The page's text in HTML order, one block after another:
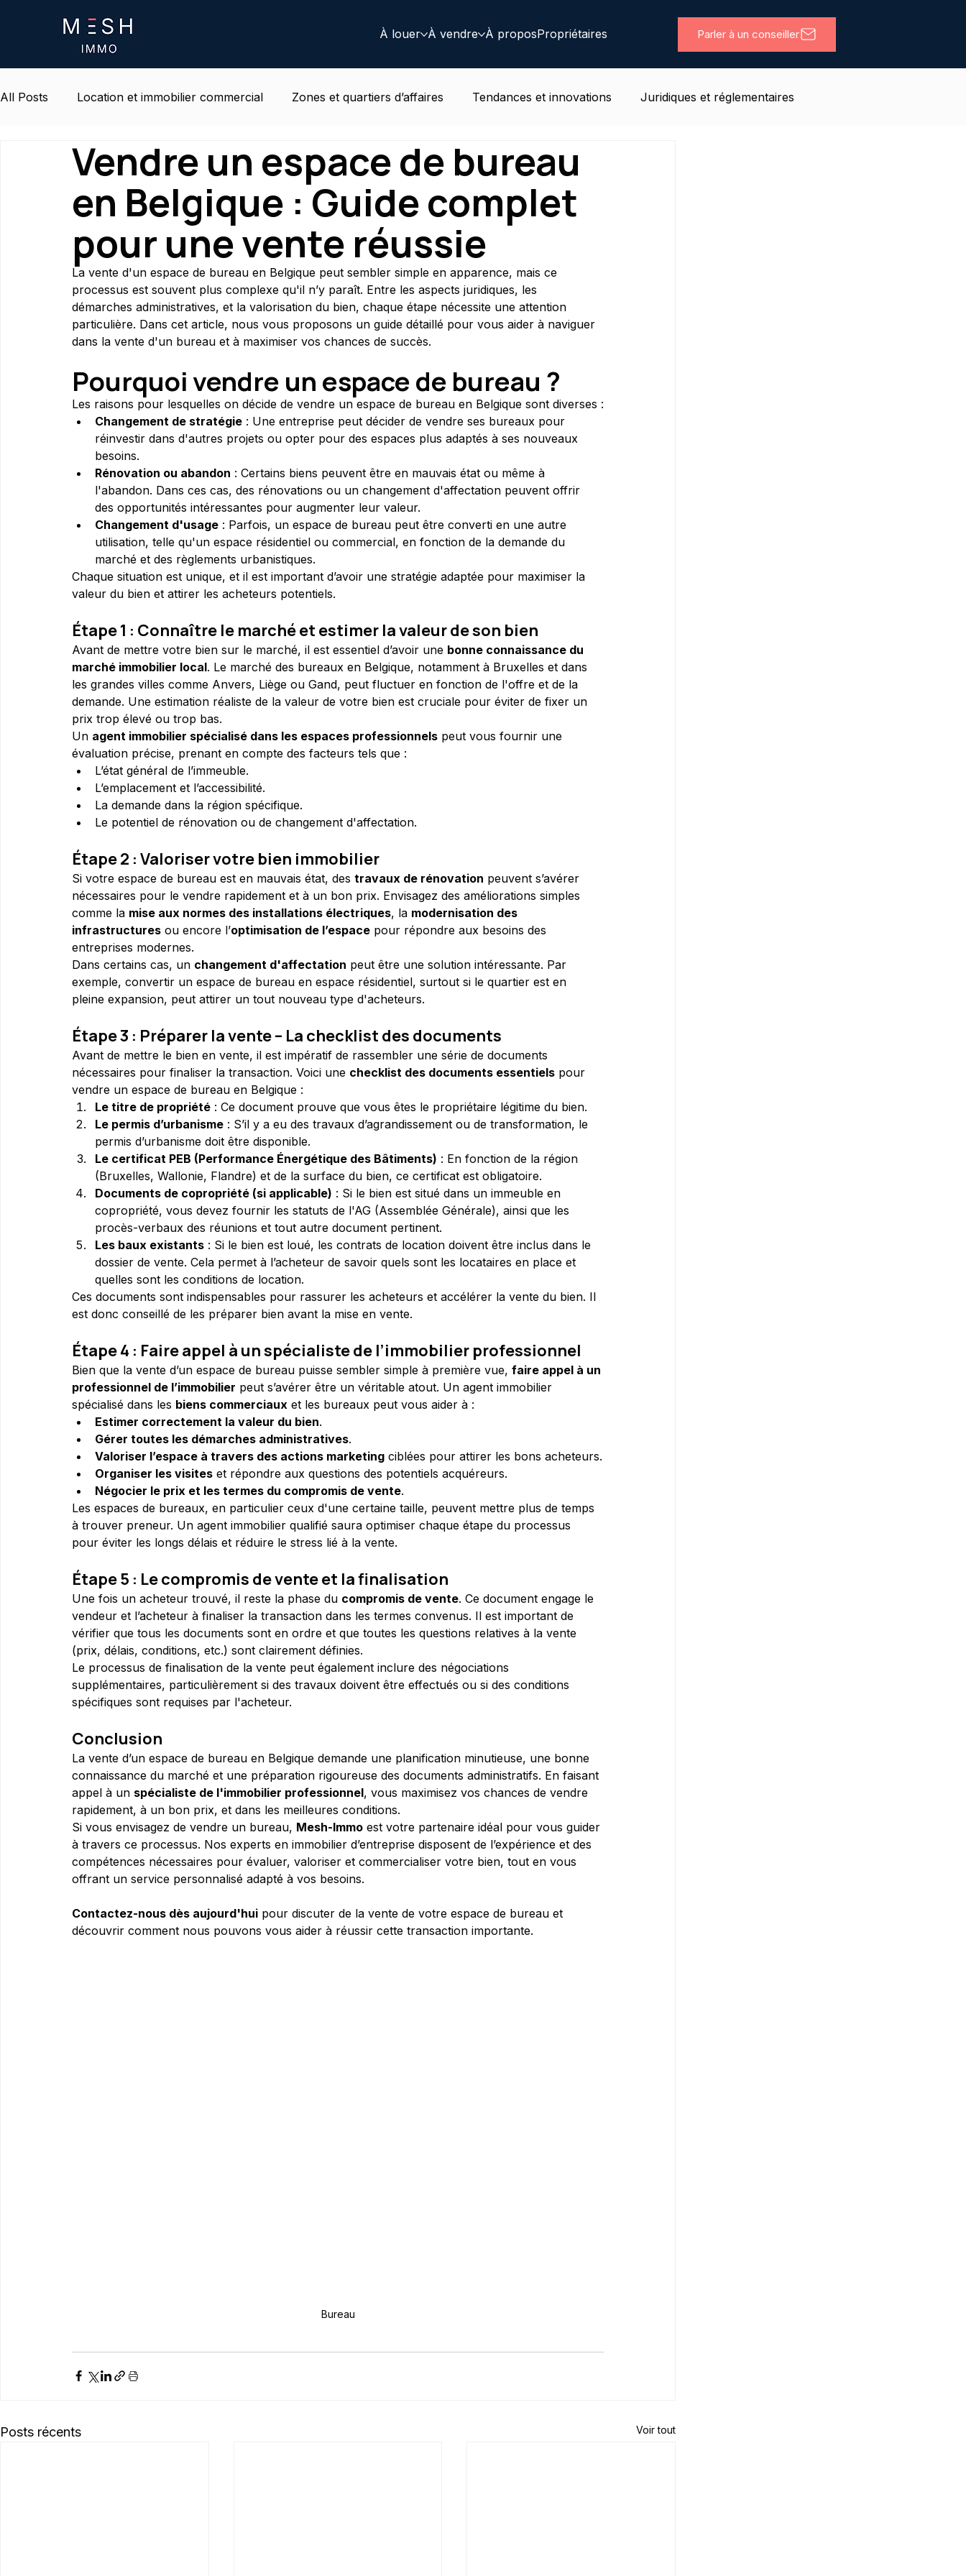
À louer À vendre À proposPropriétaires Parler à un conseiller
All Posts Location et immobilier commercial Zones et quartiers d’affaires Tendances et innovations Juridiques et réglementaires
Certifications et Normes ESG Vie et environnement au travail Actualités immobilières Belge
Vendre un espace de bureau
en Belgique : Guide complet
pour une vente réussie
La vente d'un espace de bureau en Belgique peut sembler simple en apparence, mais ce
processus est souvent plus complexe qu'il n’y paraît. Entre les aspects juridiques, les
démarches administratives, et la valorisation du bien, chaque étape nécessite une attention
particulière. Dans cet article, nous vous proposons un guide détaillé pour vous aider à naviguer
dans la vente d'un bureau et à maximiser vos chances de succès.
Pourquoi vendre un espace de bureau ?
Les raisons pour lesquelles on décide de vendre un espace de bureau en Belgique sont diverses :
Changement de stratégie : Une entreprise peut décider de vendre ses bureaux pour
réinvestir dans d'autres projets ou opter pour des espaces plus adaptés à ses nouveaux
besoins.
Rénovation ou abandon : Certains biens peuvent être en mauvais état ou même à
l'abandon. Dans ces cas, des rénovations ou un changement d'affectation peuvent offrir
des opportunités intéressantes pour augmenter leur valeur.
Changement d'usage : Parfois, un espace de bureau peut être converti en une autre
utilisation, telle qu'un espace résidentiel ou commercial, en fonction de la demande du
marché et des règlements urbanistiques.
Chaque situation est unique, et il est important d’avoir une stratégie adaptée pour maximiser la
valeur du bien et attirer les acheteurs potentiels.
Étape 1 : Connaître le marché et estimer la valeur de son bien
Avant de mettre votre bien sur le marché, il est essentiel d’avoir une bonne connaissance du
marché immobilier local. Le marché des bureaux en Belgique, notamment à Bruxelles et dans
les grandes villes comme Anvers, Liège ou Gand, peut fluctuer en fonction de l'offre et de la
demande. Une estimation réaliste de la valeur de votre bien est cruciale pour éviter de fixer un
prix trop élevé ou trop bas.
Un agent immobilier spécialisé dans les espaces professionnels peut vous fournir une
évaluation précise, prenant en compte des facteurs tels que :
L’état général de l’immeuble.
L’emplacement et l’accessibilité.
La demande dans la région spécifique.
Le potentiel de rénovation ou de changement d'affectation.
Étape 2 : Valoriser votre bien immobilier
Si votre espace de bureau est en mauvais état, des travaux de rénovation peuvent s’avérer
nécessaires pour le vendre rapidement et à un bon prix. Envisagez des améliorations simples
comme la mise aux normes des installations électriques, la modernisation des
infrastructures ou encore l’optimisation de l’espace pour répondre aux besoins des
entreprises modernes.
Dans certains cas, un changement d'affectation peut être une solution intéressante. Par
exemple, convertir un espace de bureau en espace résidentiel, surtout si le quartier est en
pleine expansion, peut attirer un tout nouveau type d'acheteurs.
Étape 3 : Préparer la vente – La checklist des documents
Avant de mettre le bien en vente, il est impératif de rassembler une série de documents
nécessaires pour finaliser la transaction. Voici une checklist des documents essentiels pour
vendre un espace de bureau en Belgique :
Le titre de propriété : Ce document prouve que vous êtes le propriétaire légitime du bien.
Le permis d’urbanisme : S’il y a eu des travaux d’agrandissement ou de transformation, le
permis d’urbanisme doit être disponible.
Le certificat PEB (Performance Énergétique des Bâtiments) : En fonction de la région
(Bruxelles, Wallonie, Flandre) et de la surface du bien, ce certificat est obligatoire.
Documents de copropriété (si applicable) : Si le bien est situé dans un immeuble en
copropriété, vous devez fournir les statuts de l'AG (Assemblée Générale), ainsi que les
procès-verbaux des réunions et tout autre document pertinent.
Les baux existants : Si le bien est loué, les contrats de location doivent être inclus dans le
dossier de vente. Cela permet à l’acheteur de savoir quels sont les locataires en place et
quelles sont les conditions de location.
Ces documents sont indispensables pour rassurer les acheteurs et accélérer la vente du bien. Il
est donc conseillé de les préparer bien avant la mise en vente.
Étape 4 : Faire appel à un spécialiste de l’immobilier professionnel
Bien que la vente d’un espace de bureau puisse sembler simple à première vue, faire appel à un
professionnel de l’immobilier peut s’avérer être un véritable atout. Un agent immobilier
spécialisé dans les biens commerciaux et les bureaux peut vous aider à :
Estimer correctement la valeur du bien.
Gérer toutes les démarches administratives.
Valoriser l’espace à travers des actions marketing ciblées pour attirer les bons acheteurs.
Organiser les visites et répondre aux questions des potentiels acquéreurs.
Négocier le prix et les termes du compromis de vente.
Les espaces de bureaux, en particulier ceux d'une certaine taille, peuvent mettre plus de temps
à trouver preneur. Un agent immobilier qualifié saura optimiser chaque étape du processus
pour éviter les longs délais et réduire le stress lié à la vente.
Étape 5 : Le compromis de vente et la finalisation
Une fois un acheteur trouvé, il reste la phase du compromis de vente. Ce document engage le
vendeur et l’acheteur à finaliser la transaction dans les termes convenus. Il est important de
vérifier que tous les documents sont en ordre et que toutes les questions relatives à la vente
(prix, délais, conditions, etc.) sont clairement définies.
Le processus de finalisation de la vente peut également inclure des négociations
supplémentaires, particulièrement si des travaux doivent être effectués ou si des conditions
spécifiques sont requises par l'acheteur.
Conclusion
La vente d’un espace de bureau en Belgique demande une planification minutieuse, une bonne
connaissance du marché et une préparation rigoureuse des documents administratifs. En faisant
appel à un spécialiste de l'immobilier professionnel, vous maximisez vos chances de vendre
rapidement, à un bon prix, et dans les meilleures conditions.
Si vous envisagez de vendre un bureau, Mesh-Immo est votre partenaire idéal pour vous guider
à travers ce processus. Nos experts en immobilier d’entreprise disposent de l’expérience et des
compétences nécessaires pour évaluer, valoriser et commercialiser votre bien, tout en vous
offrant un service personnalisé adapté à vos besoins.
Contactez-nous dès aujourd'hui pour discuter de la vente de votre espace de bureau et
découvrir comment nous pouvons vous aider à réussir cette transaction importante.
Bureau
Posts récents Voir tout